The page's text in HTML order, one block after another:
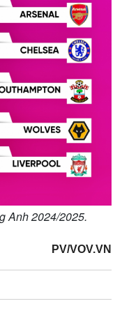
Anh 2024/2025.
PV/VOV.VN